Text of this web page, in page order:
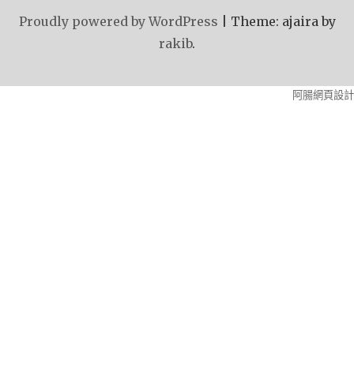
Proudly powered by WordPress
Theme: ajaira by
rakib.
阿腸網頁設計